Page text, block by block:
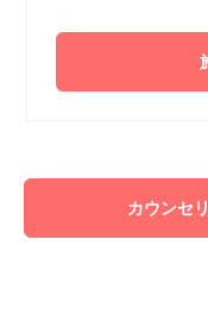
カウンセ